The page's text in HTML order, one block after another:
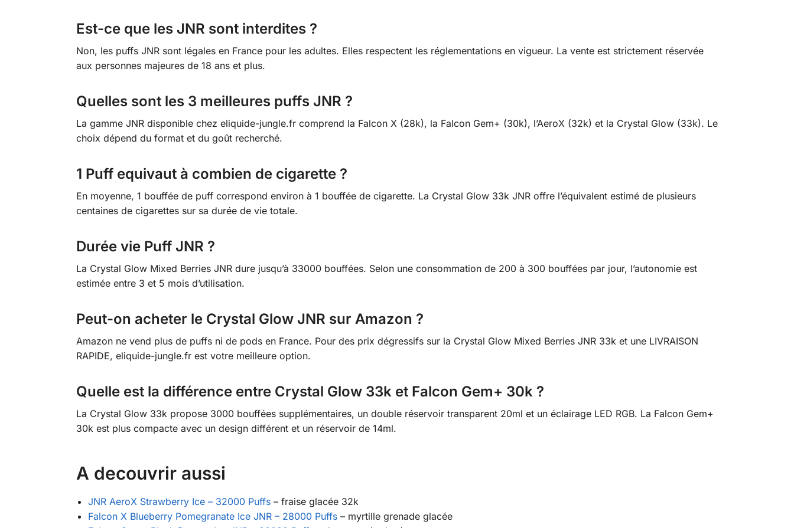
Est-ce que les JNR sont interdites ?
Non, les puffs JNR sont légales en France pour les adultes. Elles respectent les réglementations en vigueur. La vente est strictement réservée
aux personnes majeures de 18 ans et plus.
Quelles sont les 3 meilleures puffs JNR ?
La gamme JNR disponible chez eliquide-jungle.fr comprend la Falcon X (28k), la Falcon Gem+ (30k), l’AeroX (32k) et la Crystal Glow (33k). Le
choix dépend du format et du goût recherché.
1 Puff equivaut à combien de cigarette ?
En moyenne, 1 bouffée de puff correspond environ à 1 bouffée de cigarette. La Crystal Glow 33k JNR offre l’équivalent estimé de plusieurs
centaines de cigarettes sur sa durée de vie totale.
Durée vie Puff JNR ?
La Crystal Glow Mixed Berries JNR dure jusqu’à 33000 bouffées. Selon une consommation de 200 à 300 bouffées par jour, l’autonomie est
estimée entre 3 et 5 mois d’utilisation.
Peut-on acheter le Crystal Glow JNR sur Amazon ?
Amazon ne vend plus de puffs ni de pods en France. Pour des prix dégressifs sur la Crystal Glow Mixed Berries JNR 33k et une LIVRAISON
RAPIDE, eliquide-jungle.fr est votre meilleure option.
Quelle est la différence entre Crystal Glow 33k et Falcon Gem+ 30k ?
La Crystal Glow 33k propose 3000 bouffées supplémentaires, un double réservoir transparent 20ml et un éclairage LED RGB. La Falcon Gem+
30k est plus compacte avec un design différent et un réservoir de 14ml.
A decouvrir aussi
JNR AeroX Strawberry Ice – 32000 Puffs– fraise glacée 32k
Falcon X Blueberry Pomegranate Ice JNR – 28000 Puffs– myrtille grenade glacée